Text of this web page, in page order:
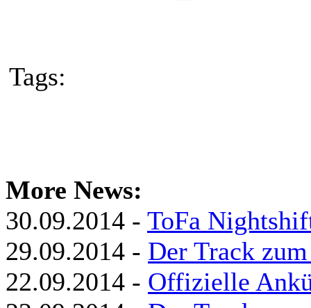
Tags:
More News:
30.09.2014 - ToFa
29.09.2014 - Der Track
22.09.2014 - Offizielle